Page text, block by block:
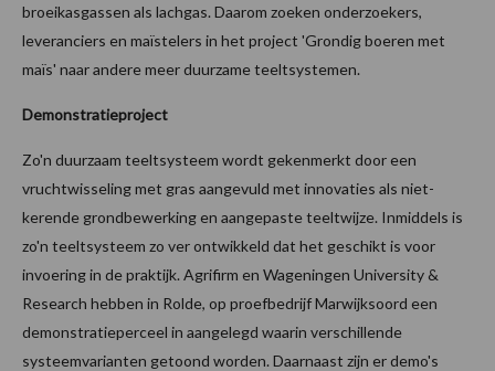
broeikasgassen als lachgas. Daarom zoeken onderzoekers,
leveranciers en maïstelers in het project 'Grondig boeren met
maïs' naar andere meer duurzame teeltsystemen.
Demonstratieproject
Zo'n duurzaam teeltsysteem wordt gekenmerkt door een
vruchtwisseling met gras aangevuld met innovaties als niet-
kerende grondbewerking en aangepaste teeltwijze. Inmiddels is
zo'n teeltsysteem zo ver ontwikkeld dat het geschikt is voor
invoering in de praktijk. Agrifirm en Wageningen University &
Research hebben in Rolde, op proefbedrijf Marwijksoord een
demonstratieperceel in aangelegd waarin verschillende
systeemvarianten getoond worden. Daarnaast zijn er demo's